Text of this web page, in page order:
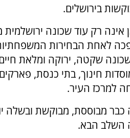
בירושלים.
אינה רק עוד שכונה
לאחת הבחירות
שקטה, ירוקה ומלאת
חינוך, בתי כנסת,
למרכז העיר.
כבר מבוססת, מבוקשת ובשלה
השלב הבא.